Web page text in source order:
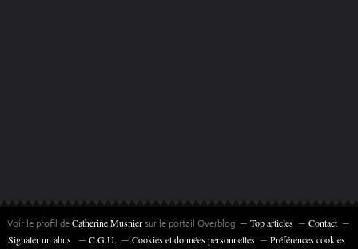
Voir le profil deCatherine Musniersur le portail Overblog Top articles
Contact
Signaler un abus
C.G.U. Cookies et données personnelles Préférences cookies